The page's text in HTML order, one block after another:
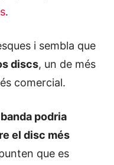
.
i sembla que
discs, un de més
comercial.
podria
el disc més
que es